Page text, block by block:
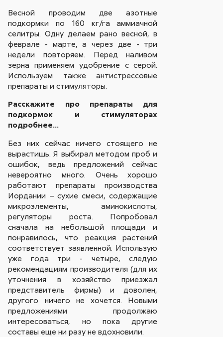
Весной проводим две азотные
подкормки по 160 кг/га аммиачной
селитры. Одну делаем рано весной, в
феврале - марте, а через две - три
недели повторяем. Перед наливом
зерна применяем удобрение с серой.
Используем также антистрессовые
препараты и стимуляторы.
Расскажите про препараты для
подкормок и стимуляторах
подробнее…
Без них сейчас ничего стоящего не
вырастишь. Я выбирал методом проб и
ошибок, ведь предложений сейчас
невероятно много. Очень хорошо
работают препараты производства
Иордании – сухие смеси, содержащие
микроэлементы, аминокислоты,
регуляторы роста. Попробовал
сначала на небольшой площади и
понравилось, что реакция растений
соответствует заявленной. Использую
уже года три - четыре, следую
рекомендациям производителя (для их
уточнения в хозяйство приезжал
представитель фирмы) и доволен,
другого ничего не хочется. Новыми
предложениями продолжаю
интересоваться, но пока другие
составы еще ни разу не вдохновили.